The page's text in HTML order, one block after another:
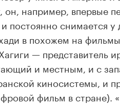
он, например, впервые
постоянно снимается у
в похожем на фильмы
— представитель
и местным, и с
киносистемы, и
фильм в стране).